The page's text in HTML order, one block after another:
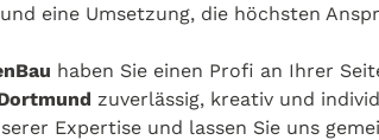
eine Umsetzung, die höchsten
haben Sie einen Profi an Ihrer
zuverlässig, kreativ und
Expertise und lassen Sie uns